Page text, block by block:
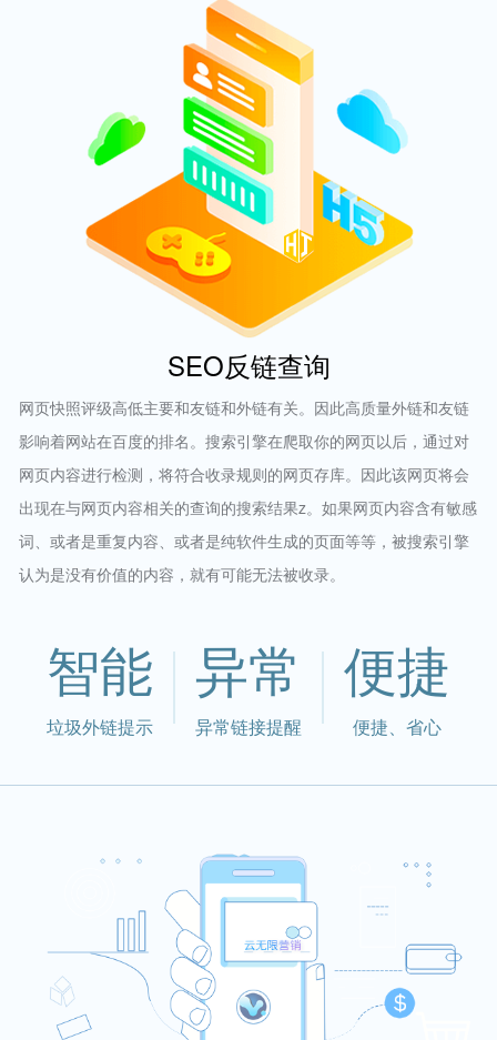
SEO反链查询
网页快照评级高低主要和友链和外链有关。因此高质量外链和友链
影响着网站在百度的排名。搜索引擎在爬取你的网页以后，通过对
网页内容进行检测，将符合收录规则的网页存库。因此该网页将会
出现在与网页内容相关的查询的搜索结果z。如果网页内容含有敏感
词、或者是重复内容、或者是纯软件生成的页面等等，被搜索引擎
认为是没有价值的内容，就有可能无法被收录。
智能
垃圾外链提示
异常
异常链接提醒
便捷
便捷、省心